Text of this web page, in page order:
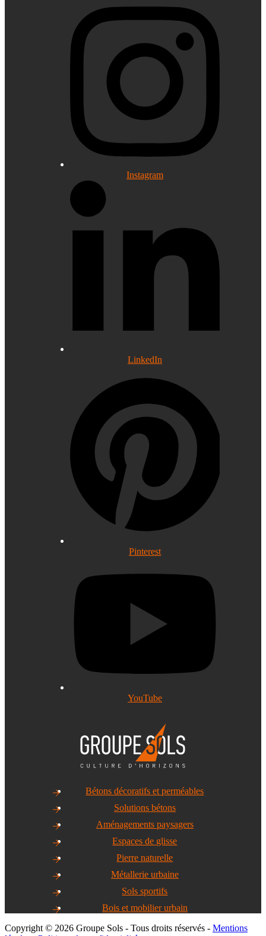
Instagram
LinkedIn
Pinterest
YouTube
Bétons décoratifs et perméables
Solutions bétons
Aménagements paysagers
Espaces de glisse
Pierre naturelle
Métallerie urbaine
Sols sportifs
Bois et mobilier urbain
Copyright © 2026 Groupe Sols - Tous droits réservés - Mentions